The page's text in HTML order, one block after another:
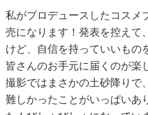
私がプロデュースしたコスメ
売になります！発表を控えて
けど、自信を持っていいもの
皆さんのお手元に届くのが楽
撮影ではまさかの土砂降りで
難しかったことがいっぱいあ